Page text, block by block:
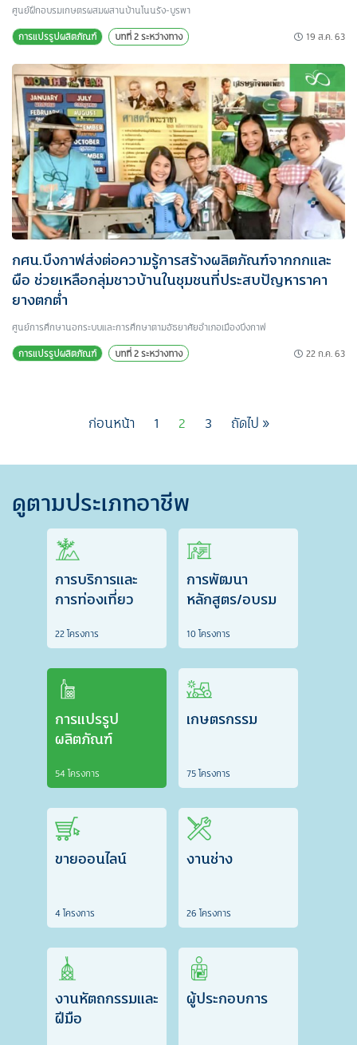
ศูนย์ฝึกอบรมเกษตรผสมผสานบ้านโนนรัง-บูรพา
การแปรรูปผลิตภัณฑ์
บทที่ 2 ระหว่างทาง 19 ส.ค. 63
กศน.บึงกาฬส่งต่อความรู้การสร้างผลิตภัณฑ์จากกกและ
ผือ ช่วยเหลือกลุ่มชาวบ้านในชุมชนที่ประสบปัญหาราคา
ยางตกต่ำ
ศูนย์การศึกษานอกระบบและการศึกษาตามอัธยาศัยอำเภอเมืองบึงกาฬ
การแปรรูปผลิตภัณฑ์
บทที่ 2 ระหว่างทาง 22 ก.ค. 63
ก่อนหน้า 1 2 3 ถัดไป »
ดูตามประเภทอาชีพ
การบริการและ
การท่องเที่ยว
22 โครงการ
การพัฒนา
หลักสูตร/อบรม
10 โครงการ
การแปรรูป
ผลิตภัณฑ์
54 โครงการ
เกษตรกรรม
75 โครงการ
ขายออนไลน์
4 โครงการ
งานช่าง
26 โครงการ
งานหัตถกรรมและ
ฝีมือ
ผู้ประกอบการ